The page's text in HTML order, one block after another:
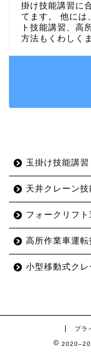
掛け技能講習に
てます。 他には
ト技能講習、高
方法もくわしく
玉掛け技能講習
天井クレーン技
フォークリフ
高所作業車運転
小型移動式ク
プラ